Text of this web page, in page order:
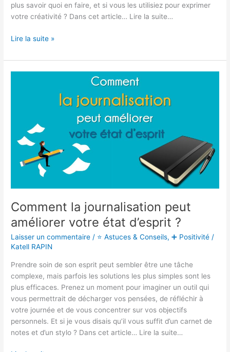
plus savoir quoi en faire, et si vous les utilisiez pour exprimer
votre créativité ? Dans cet article… Lire la suite…
Lire la suite »
Comment la journalisation peut
améliorer votre état d’esprit ?
Laisser un commentaire / ⭐ Astuces & Conseils,➕ Positivité /
Katell RAPIN
Prendre soin de son esprit peut sembler être une tâche
complexe, mais parfois les solutions les plus simples sont les
plus efficaces. Prenez un moment pour imaginer un outil qui
vous permettrait de décharger vos pensées, de réfléchir à
votre journée et de vous concentrer sur vos objectifs
personnels. Et si je vous disais qu’il vous suffit d’un carnet de
notes et d’un stylo ? Dans cet article… Lire la suite…
améliorer
votre
état
d’esprit ?